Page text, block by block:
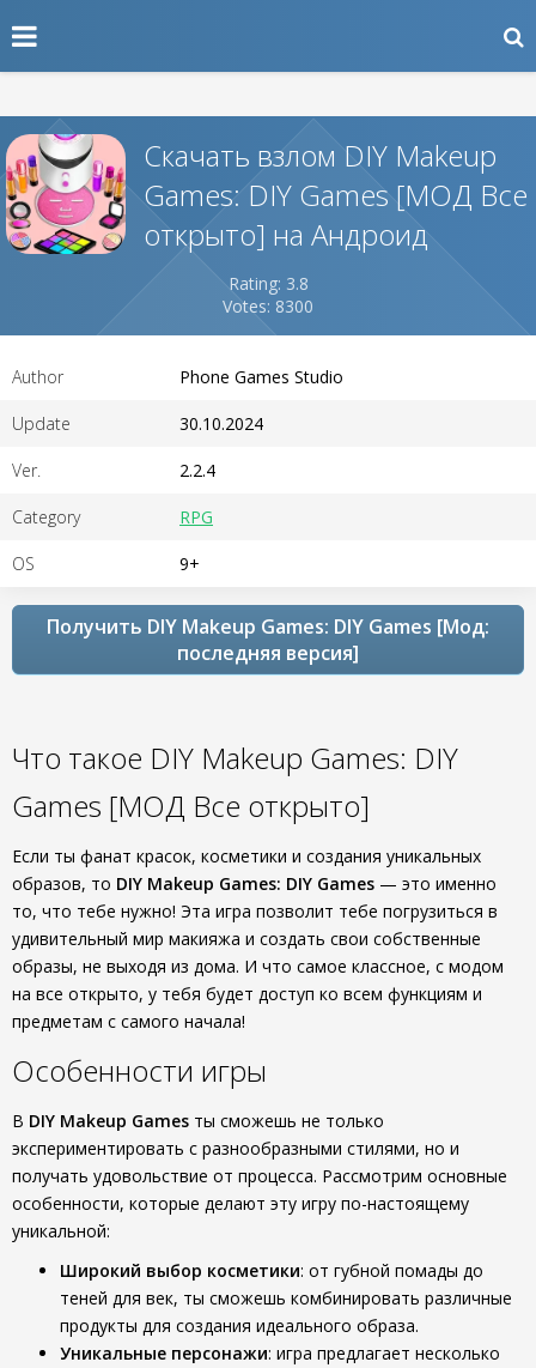
Скачать взлом DIY Makeup
Games: DIY Games [МОД Все
открыто] на Андроид
Rating: 3.8
Votes: 8300
Author Phone Games Studio
Update 30.10.2024
Ver. 2.2.4
Category RPG
OS 9+
Получить DIY Makeup Games: DIY Games [Мод:
последняя версия]
Что такое DIY Makeup Games: DIY
Games [МОД Все открыто]
Если ты фанат красок, косметики и создания уникальных
образов, то DIY Makeup Games: DIY Games — это именно
то, что тебе нужно! Эта игра позволит тебе погрузиться в
удивительный мир макияжа и создать свои собственные
образы, не выходя из дома. И что самое классное, с модом
на все открыто, у тебя будет доступ ко всем функциям и
предметам с самого начала!
Особенности игры
В DIY Makeup Games ты сможешь не только
экспериментировать с разнообразными стилями, но и
получать удовольствие от процесса. Рассмотрим основные
особенности, которые делают эту игру по-настоящему
уникальной:
Широкий выбор косметики: от губной помады до
теней для век, ты сможешь комбинировать различные
продукты для создания идеального образа.
Уникальные персонажи: игра предлагает несколько